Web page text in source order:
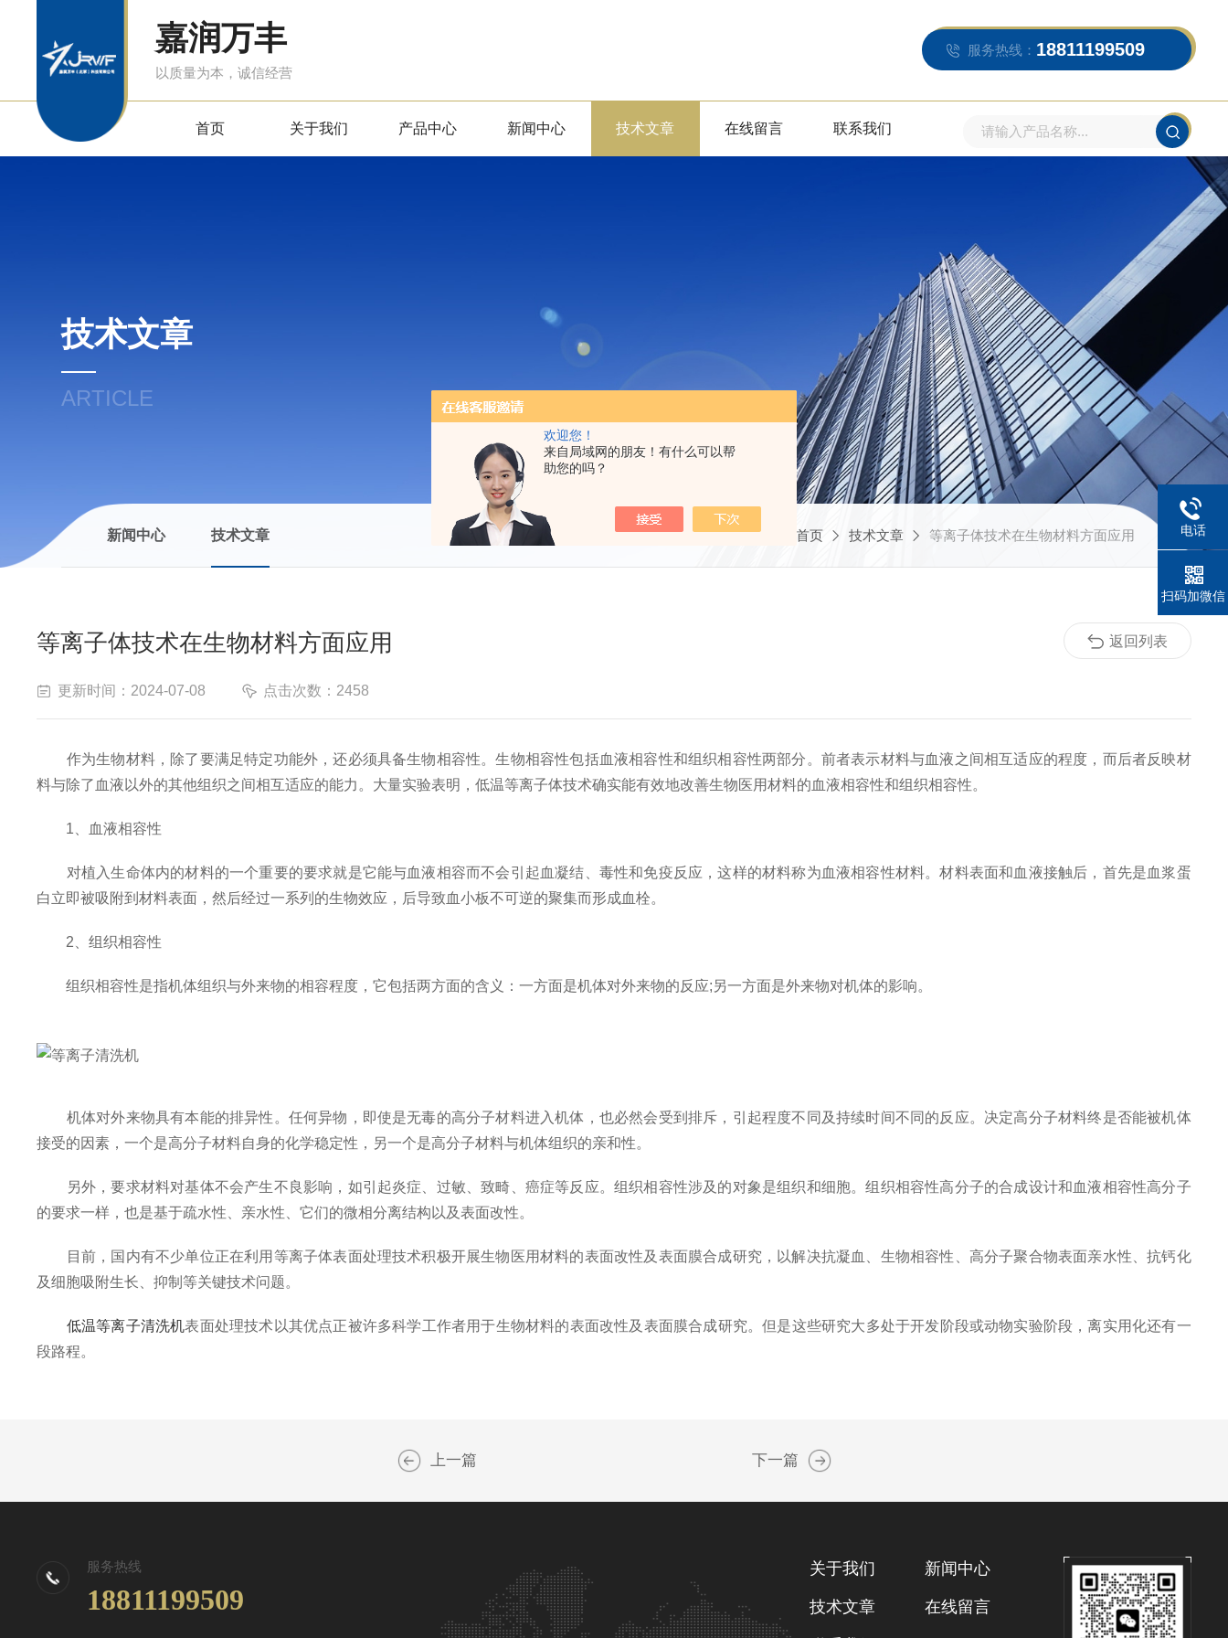
欢迎您！
来自局域网的朋友！有什么可以帮
助您的吗？
嘉润万丰
以质量为本，诚信经营
服务热线： 18811199509
首页 关于我们 产品中心 新闻中心 技术文章 在线留言 联系我们
技术文章
ARTICLE
新闻中心 技术文章 当前位置： 首页 技术文章 等离子体技术在生物材料方面应用
等离子体技术在生物材料方面应用
更新时间：2024-07-08 点击次数：2458
作为生物材料，除了要满足特定功能外，还必须具备生物相容性。生物相容性包括血液相容性和组织相容性两部分。前者表示材料与血液之间相互适应的程度，而后者反映材
料与除了血液以外的其他组织之间相互适应的能力。大量实验表明，低温等离子体技术确实能有效地改善生物医用材料的血液相容性和组织相容性。
1、血液相容性
对植入生命体内的材料的一个重要的要求就是它能与血液相容而不会引起血凝结、毒性和免疫反应，这样的材料称为血液相容性材料。材料表面和血液接触后，首先是血浆蛋
白立即被吸附到材料表面，然后经过一系列的生物效应，后导致血小板不可逆的聚集而形成血栓。
2、组织相容性
组织相容性是指机体组织与外来物的相容程度，它包括两方面的含义：一方面是机体对外来物的反应;另一方面是外来物对机体的影响。
机体对外来物具有本能的排异性。任何异物，即使是无毒的高分子材料进入机体，也必然会受到排斥，引起程度不同及持续时间不同的反应。决定高分子材料终是否能被机体
接受的因素，一个是高分子材料自身的化学稳定性，另一个是高分子材料与机体组织的亲和性。
另外，要求材料对基体不会产生不良影响，如引起炎症、过敏、致畸、癌症等反应。组织相容性涉及的对象是组织和细胞。组织相容性高分子的合成设计和血液相容性高分子
的要求一样，也是基于疏水性、亲水性、它们的微相分离结构以及表面改性。
目前，国内有不少单位正在利用等离子体表面处理技术积极开展生物医用材料的表面改性及表面膜合成研究，以解决抗凝血、生物相容性、高分子聚合物表面亲水性、抗钙化
及细胞吸附生长、抑制等关键技术问题。
低温等离子清洗机表面处理技术以其优点正被许多科学工作者用于生物材料的表面改性及表面膜合成研究。但是这些研究大多处于开发阶段或动物实验阶段，离实用化还有一
段路程。
返回列表
上一篇 下一篇
服务热线
18811199509
关于我们 新闻中心
技术文章 在线留言
电话
扫码加微信